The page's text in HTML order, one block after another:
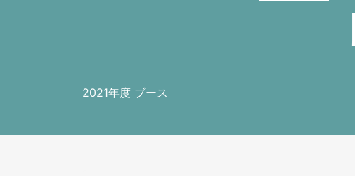
ョ
2021年度 ブース